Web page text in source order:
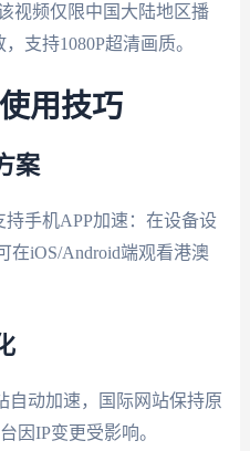
视频仅限中国大陆地区播
支持1080P超清画质。
用技巧
案
手机APP加速：在设备设
在iOS/Android端观看港澳
自动加速，国际网站保持原
因IP变更受影响。